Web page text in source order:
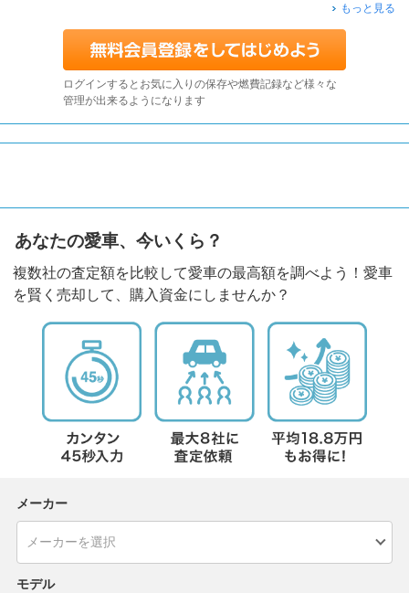
もっと見る
ログインするとお気に入りの保存や燃費記録など様々な
管理が出来るようになります
あなたの愛車、今いくら？
複数社の査定額を比較して愛車の最高額を調べよう！愛車
を賢く売却して、購入資金にしませんか？
メーカー
モデル